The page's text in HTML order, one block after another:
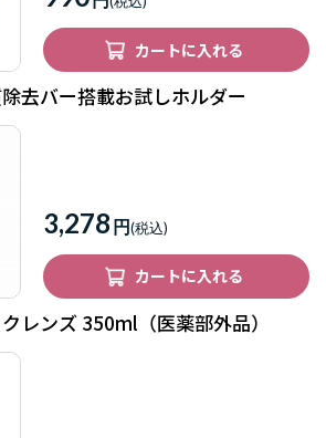
カートに入れる
去バー搭載お試しホルダー
3,278 円
カートに入れる
レンズ 350ml（医薬部外品）